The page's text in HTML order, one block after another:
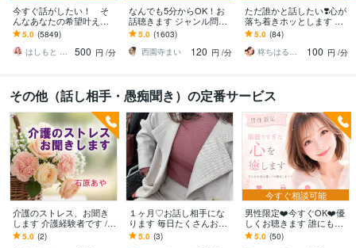
今すぐ話がしたい！ そ
んなあなたの希望叶えま
す 今日あったことから深
刻な悩みまで☆何でも打
ち明けてください。
5.0 (5849)
はしもと ゆっこ♡救急こころの相談室
500 円 /分
なんでも5分からOK！お
話聴きます ジャンル問わ
ずただちょっとだけ誰か
と話したい人待ってます♪
5.0 (1603)
西園寺まい
120 円 /分
ただ誰かと話したい❣️心が
落ち着きホッとします い
ますぐ話す/雑談/愚痴/何で
も/結婚/恋愛/悩み/繊細
5.0 (84)
柊ちはる❤️主婦のお悩み相談Room❤️
100 円 /分
その他（話し相手・愚痴聞き）の定番サービス
介護のストレス、お聞き
します 介護経験者です /
あなたの気持ち、お話し
しませんか？
5.0 (2)
１ヶ月♡お話し相手にな
ります 毎日たくさんお話
ししましょう( ･ᴗ･ )
5.0 (3)
今すぐ相談可能
男性限定❤️今すぐOK❤️優
しくお聴きます 誰にも言
えない話／性の悩み／電
話相談／悩み相談／女心
5.0 (50)